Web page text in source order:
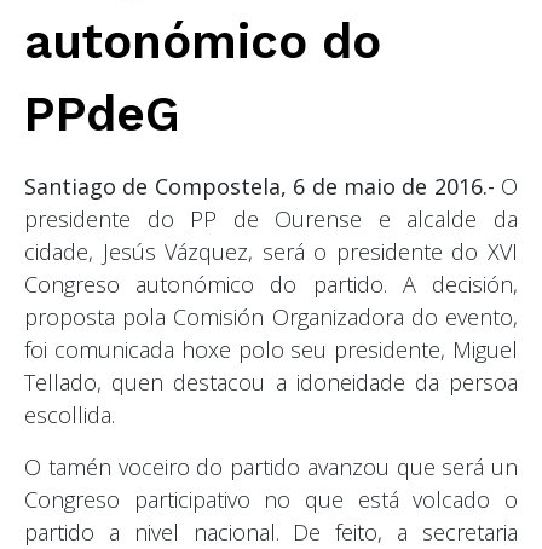
autonómico do
PPdeG
Santiago de Compostela, 6 de maio de 2016.- O
presidente do PP de Ourense e alcalde da
cidade, Jesús Vázquez, será o presidente do XVI
Congreso autonómico do partido. A decisión,
proposta pola Comisión Organizadora do evento,
foi comunicada hoxe polo seu presidente, Miguel
Tellado, quen destacou a idoneidade da persoa
escollida.
O tamén voceiro do partido avanzou que será un
Congreso participativo no que está volcado o
partido a nivel nacional. De feito, a secretaria